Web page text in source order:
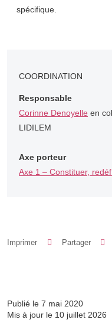
spécifique.
COORDINATION
Responsable
Corinne Denoyelle en
LIDILEM
Axe porteur
Axe 1 – Constituer,
Imprimer Partager
Publié le 7 mai 2020
Mis à jour le 10 juillet 2026